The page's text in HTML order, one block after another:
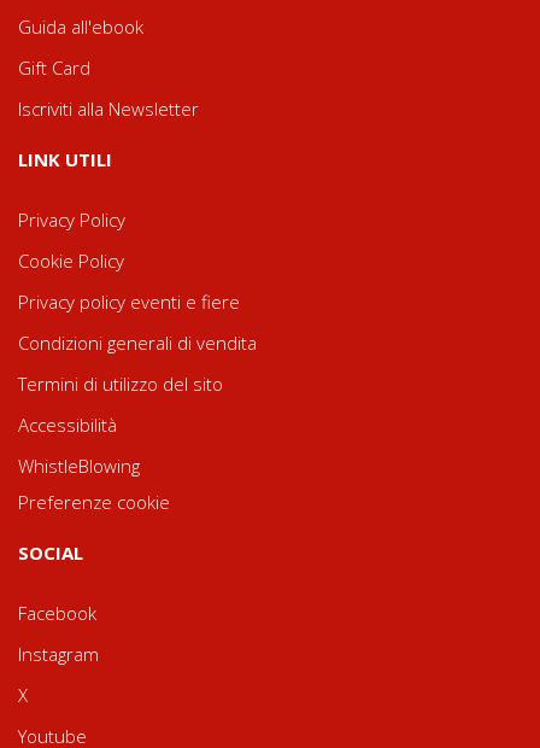
Guida all'ebook
Gift Card
Iscriviti alla Newsletter
LINK UTILI
Privacy Policy
Cookie Policy
Privacy policy eventi e fiere
Condizioni generali di vendita
Termini di utilizzo del sito
Accessibilità
WhistleBlowing
Preferenze cookie
SOCIAL
Facebook
Instagram
X
Youtube